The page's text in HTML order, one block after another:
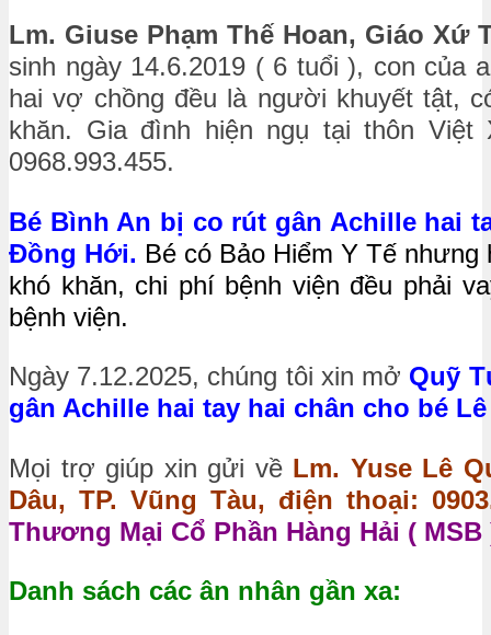
Lm. Giuse Phạm Thế Hoan, Giáo Xứ
sinh ngày 14.6.2019 ( 6 tuổi ), con của
hai vợ chồng đều là người khuyết tật,
khăn. Gia đình hiện ngụ tại thôn
0968.993.455.
Bé Bình An bị co rút gân Achille hai
Đồng Hới. Bé có Bảo Hiểm Y Tế
khó khăn, chi phí bệnh viện đều phải
bệnh viện.
Ngày 7.12.2025, chúng tôi xin mở Quỹ
gân Achille hai tay hai chân cho bé
Mọi trợ giúp xin gửi về Lm. Yuse Lê
Dâu, TP. Vũng Tàu, điện thoại:
Thương Mại Cổ Phần Hàng Hải ( MSB
Danh sách các ân nhân gần xa: